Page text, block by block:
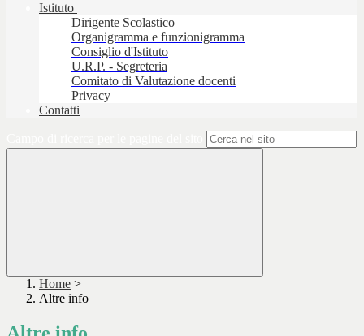
Istituto
Dirigente Scolastico
Organigramma e funzionigramma
Consiglio d'Istituto
U.R.P. - Segreteria
Comitato di Valutazione docenti
Privacy
Contatti
Home >
Altre info